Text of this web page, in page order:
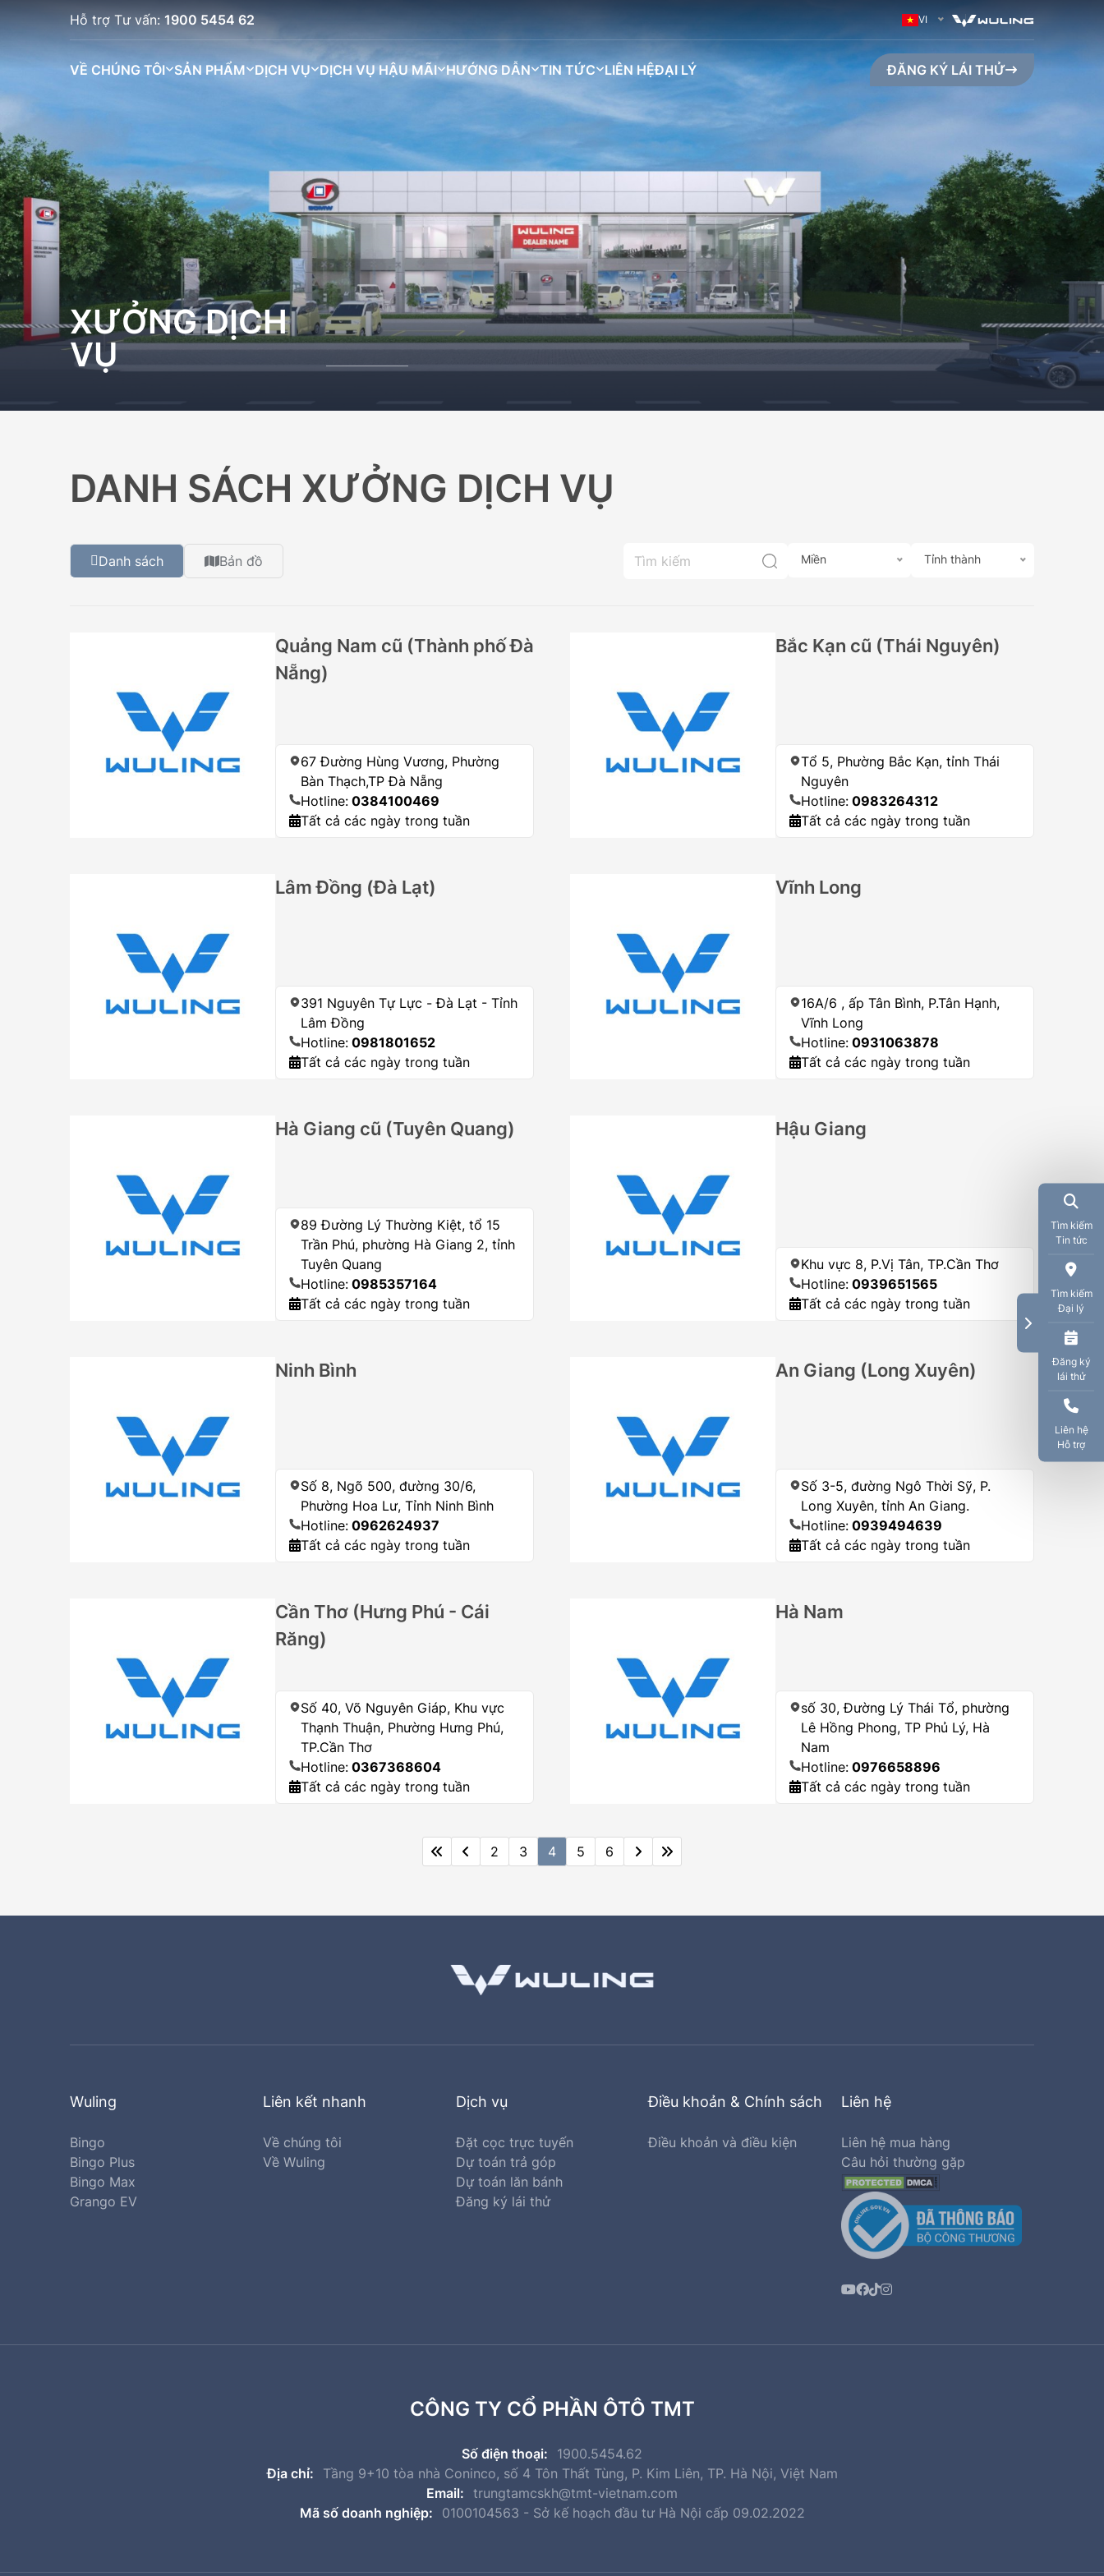
Hỗ trợ Tư vấn: 1900 5454 62 VI
VỀ CHÚNG TÔI SẢN PHẨM DỊCH VỤ DỊCH VỤ HẬU MÃI HƯỚNG DẪN TIN TỨC LIÊN HỆĐẠI LÝ ĐĂNG KÝ LÁI THỬ
GrangoDarion
BINGO (333KM)
BINGO PLUS (333KM)
BINGO MAX (410KM)
Tìm kiếm
Tin tức
Tìm kiếm
Đại lý
Đăng ký
lái thử
Liên hệ
Hỗ trợ
XƯỞNG DỊCH
VỤ
DANH SÁCH XƯỞNG DỊCH VỤ
Danh sách Bản đồ Miền Tỉnh thành
Quảng Nam cũ (Thành phố Đà
Nẵng)
67 Đường Hùng Vương, Phường
Bàn Thạch,TP Đà Nẵng
Hotline: 0384100469
Tất cả các ngày trong tuần
Bắc Kạn cũ (Thái Nguyên)
Tổ 5, Phường Bắc Kạn, tỉnh Thái
Nguyên
Hotline: 0983264312
Tất cả các ngày trong tuần
Lâm Đồng (Đà Lạt)
391 Nguyên Tự Lực - Đà Lạt - Tỉnh
Lâm Đồng
Hotline: 0981801652
Tất cả các ngày trong tuần
Vĩnh Long
16A/6 , ấp Tân Bình, P.Tân Hạnh,
Vĩnh Long
Hotline: 0931063878
Tất cả các ngày trong tuần
Hà Giang cũ (Tuyên Quang)
89 Đường Lý Thường Kiệt, tổ 15
Trần Phú, phường Hà Giang 2, tỉnh
Tuyên Quang
Hotline: 0985357164
Tất cả các ngày trong tuần
Hậu Giang
Khu vực 8, P.Vị Tân, TP.Cần Thơ
Hotline: 0939651565
Tất cả các ngày trong tuần
Ninh Bình
Số 8, Ngõ 500, đường 30/6,
Phường Hoa Lư, Tỉnh Ninh Bình
Hotline: 0962624937
Tất cả các ngày trong tuần
An Giang (Long Xuyên)
Số 3-5, đường Ngô Thời Sỹ, P.
Long Xuyên, tỉnh An Giang.
Hotline: 0939494639
Tất cả các ngày trong tuần
Cần Thơ (Hưng Phú - Cái
Răng)
Số 40, Võ Nguyên Giáp, Khu vực
Thạnh Thuận, Phường Hưng Phú,
TP.Cần Thơ
Hotline: 0367368604
Tất cả các ngày trong tuần
Hà Nam
số 30, Đường Lý Thái Tổ, phường
Lê Hồng Phong, TP Phủ Lý, Hà
Nam
Hotline: 0976658896
Tất cả các ngày trong tuần
2 3 4 5 6
Wuling
Bingo
Bingo Plus
Bingo Max
Grango EV
Liên kết nhanh
Về chúng tôi
Về Wuling
Dịch vụ
Đặt cọc trực tuyến
Dự toán trả góp
Dự toán lăn bánh
Đăng ký lái thử
Điều khoản & Chính sách
Điều khoản và điều kiện
Liên hệ
Liên hệ mua hàng
Câu hỏi thường gặp
CÔNG TY CỔ PHẦN ÔTÔ TMT
Số điện thoại:
1900.5454.62
Địa chỉ:
Tầng 9+10 tòa nhà Coninco, số 4 Tôn Thất Tùng, P. Kim Liên, TP. Hà Nội, Việt Nam
Email: trungtamcskh@tmt-vietnam.com
Mã số doanh nghiệp:
0100104563 - Sở kế hoạch đầu tư Hà Nội cấp 09.02.2022